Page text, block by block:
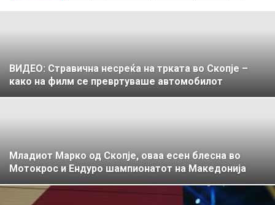
ВИДЕО: Стравична несреќа на трката во Скопје –
како на филм се превртуваше автомобилот
Младиот Марко од Скопје, оваа есен блесна во
Мотокрос и Ендуро шампионатот на Македонија